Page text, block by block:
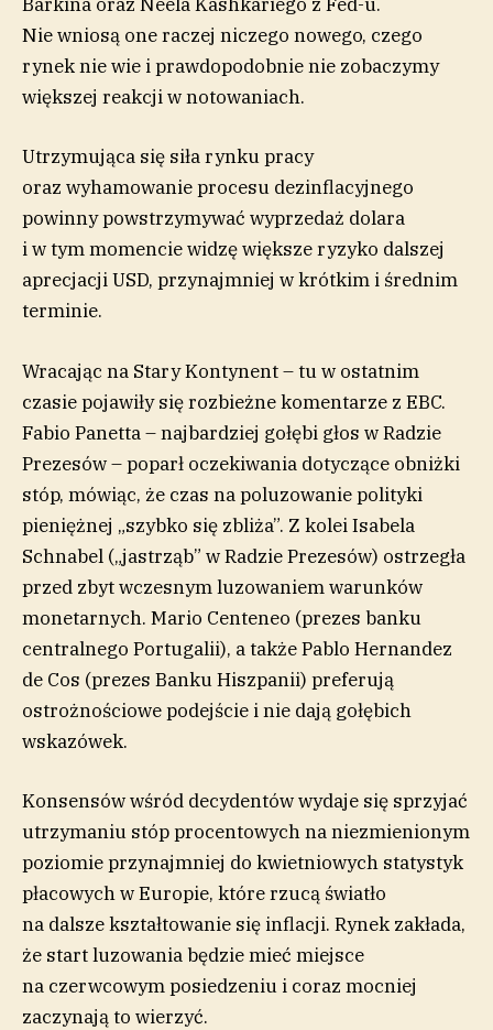
Nie wniosą one raczej niczego nowego, czego
rynek nie wie i prawdopodobnie nie zobaczymy
większej reakcji w notowaniach.
Utrzymująca się siła rynku pracy
oraz wyhamowanie procesu dezinflacyjnego
powinny powstrzymywać wyprzedaż dolara
i w tym momencie widzę większe ryzyko dalszej
aprecjacji USD, przynajmniej w krótkim i średnim
terminie.
Wracając na Stary Kontynent – tu w ostatnim
czasie pojawiły się rozbieżne komentarze z EBC.
Fabio Panetta – najbardziej gołębi głos w Radzie
Prezesów – poparł oczekiwania dotyczące obniżki
stóp, mówiąc, że czas na poluzowanie polityki
pieniężnej „szybko się zbliża”. Z kolei Isabela
Schnabel („jastrząb” w Radzie Prezesów) ostrzegła
przed zbyt wczesnym luzowaniem warunków
monetarnych. Mario Centeneo (prezes banku
centralnego Portugalii), a także Pablo Hernandez
de Cos (prezes Banku Hiszpanii) preferują
ostrożnościowe podejście i nie dają gołębich
wskazówek.
Konsensów wśród decydentów wydaje się sprzyjać
utrzymaniu stóp procentowych na niezmienionym
poziomie przynajmniej do kwietniowych statystyk
płacowych w Europie, które rzucą światło
na dalsze kształtowanie się inflacji. Rynek zakłada,
że start luzowania będzie mieć miejsce
na czerwcowym posiedzeniu i coraz mocniej
zaczynają to wierzyć.